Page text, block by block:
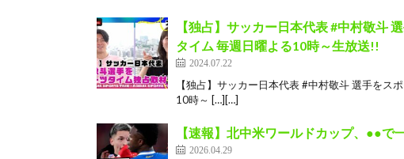
【独占】サッカー日本代表 #中村敬斗
タイム 毎週日曜よる10時～生放送!!
2024.07.22
【独占】サッカー日本代表 #中村敬斗 選手を
10時～ […][…]
【速報】北中米ワールドカップ、●●
2026.04.29